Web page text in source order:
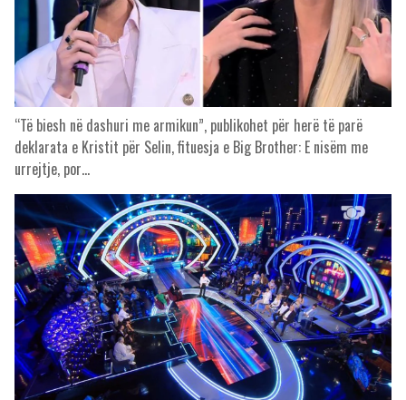
“Të biesh në dashuri me armikun”, publikohet për herë të parë
deklarata e Kristit për Selin, fituesja e Big Brother: E nisëm me
urrejtje, por…